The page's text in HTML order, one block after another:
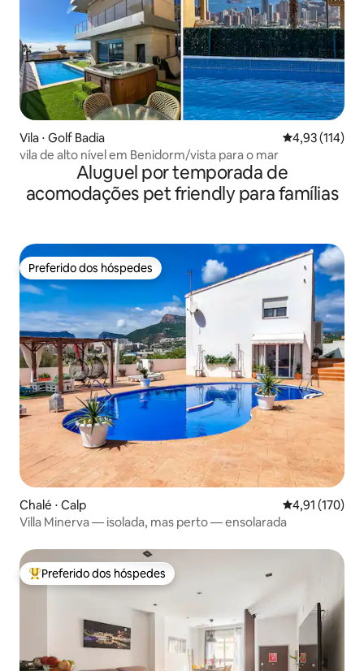
Vila ⋅ Golf Badia 4,93 de uma
4,93 (114)
vila de alto nível em Benidorm/vista para o mar
Aluguel por temporada de
acomodações pet friendly para famílias
Preferido dos hóspedes
Preferido dos hóspedes
Chalé ⋅ Calp 4,91 de uma
4,91 (170)
Villa Minerva — isolada, mas perto — ensolarada
Entre os melhores preferidos dos hóspedes
Preferido dos hóspedes